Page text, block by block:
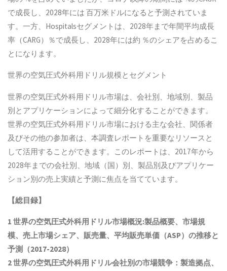
で成長し、2028年には 百万米ドルになると予測されていま
す。一方、Hospitalsセグメントは、2028年まで年間平均成長
率（CARG）％で成長し、2028年には約 ％のシェアを占めるこ
とになります。
世界の空気圧式外科用ドリル規模とセグメント
世界の空気圧式外科用ドリル市場は、会社別、地域別、製品
別とアプリケーションによって細分化することができます。
世界の空気圧式外科用ドリル市場における主な会社、関係者
及びその他の参加者は、本調査レポートを重要なリソースと
して活用することができます。このレポートは、2017年から
2028年までの会社別、地域（国）別、製品別及びアプリケー
ション別の売上実績と予測に焦点を当てています。
【総目録】
1世界の空気圧式外科用ドリル市場概況:製品概要、市場規
模、売上市場シェア、販売量、平均販売単価（ASP）の推移と
予測（2017-2028）
2世界の空気圧式外科用ドリル会社別の市場競争：製造拠点、